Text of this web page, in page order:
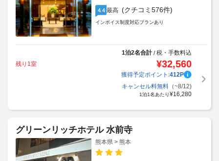
4.4 最高 (クチコミ576件)
インボイス制度対応プランあり
1泊2名合計/税・手数料込
残り1室
¥32,560
獲得予定ポイント:412P
キャンセル料無料（~8/12)
1泊1名あたり¥16,280
グリーンリッチホテル 水前寺
熊本県 > 熊本